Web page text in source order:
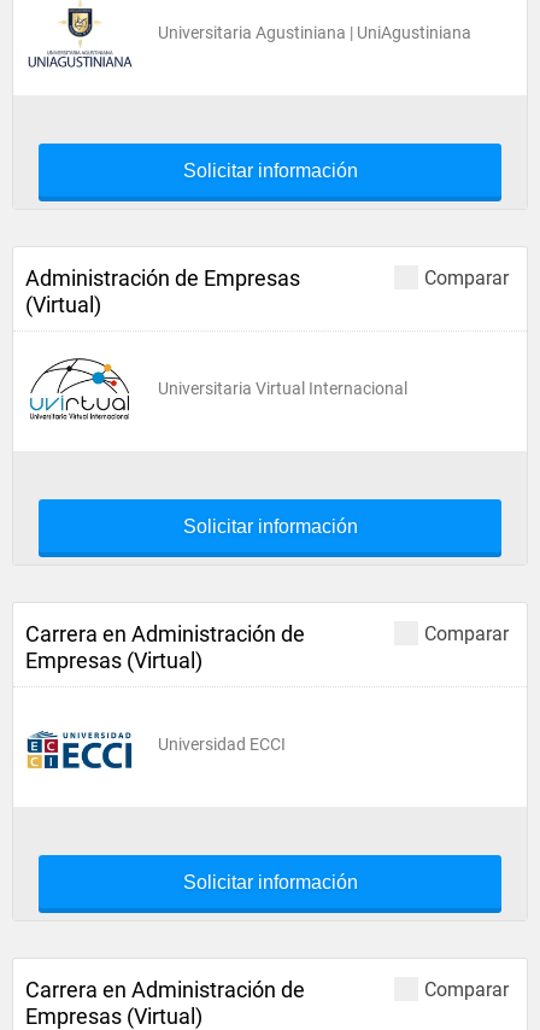
Universitaria Agustiniana | UniAgustiniana
Solicitar información
Comparar
Administración de Empresas
(Virtual)
Universitaria Virtual Internacional
Solicitar información
Comparar
Carrera en Administración de
Empresas (Virtual)
Universidad ECCI
Solicitar información
Comparar
Carrera en Administración de
Empresas (Virtual)